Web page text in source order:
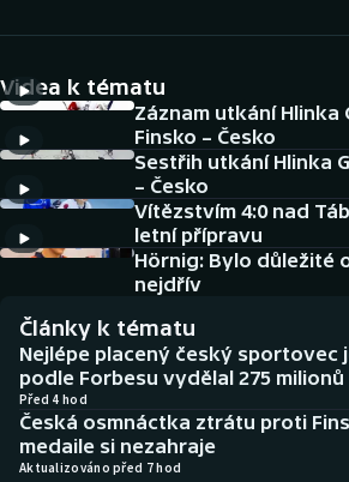
Cyklistika
DALŠÍ SPORTY
Americký fotbal
Baseball a softbal
Basketbal
Biatlon
Boby a skeleton
NEPŘEHLÉDNĚTE
Historické návraty
Aplikace ČT sport
AZ kvíz
Videa k tématu
Záznam utkání Hlinka
Finsko – Česko
Sestřih utkání Hlinka
– Česko
Vítězstvím 4:0 nad
letní přípravu
Hörnig: Bylo důležité
nejdřív
Články k tématu
Nejlépe placený český sportovec
podle Forbesu vydělal 275 milionů
Před 4 hod
Česká osmnáctka ztrátu proti
medaile si nezahraje
Aktualizováno před 7 hod